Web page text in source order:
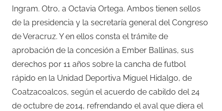
Ingram. Otro, a Octavia Ortega. Ambos tienen sellos
de la presidencia y la secretaría general del Congreso
de Veracruz. Y en ellos consta el trámite de
aprobación de la concesión a Ember Ballinas, sus
derechos por 11 años sobre la cancha de futbol
rápido en la Unidad Deportiva Miguel Hidalgo, de
Coatzacoalcos, según el acuerdo de cabildo del 24
de octubre de 2014, refrendando el aval que diera el